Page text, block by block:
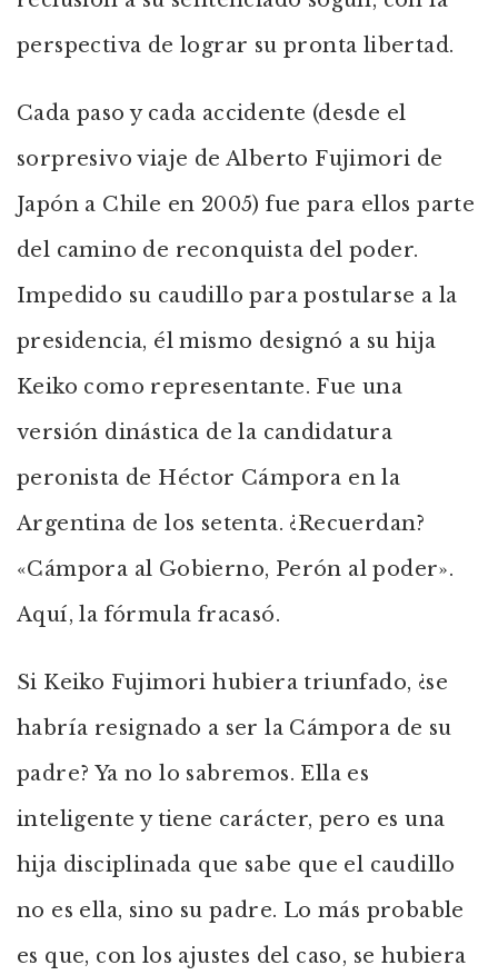
perspectiva de lograr su pronta libertad.
Cada paso y cada accidente (desde el
sorpresivo viaje de Alberto Fujimori de
Japón a Chile en 2005) fue para ellos parte
del camino de reconquista del poder.
Impedido su caudillo para postularse a la
presidencia, él mismo designó a su hija
Keiko como representante. Fue una
versión dinástica de la candidatura
peronista de Héctor Cámpora en la
Argentina de los setenta. ¿Recuerdan?
«Cámpora al Gobierno, Perón al poder».
Aquí, la fórmula fracasó.
Si Keiko Fujimori hubiera triunfado, ¿se
habría resignado a ser la Cámpora de su
padre? Ya no lo sabremos. Ella es
inteligente y tiene carácter, pero es una
hija disciplinada que sabe que el caudillo
no es ella, sino su padre. Lo más probable
es que, con los ajustes del caso, se hubiera